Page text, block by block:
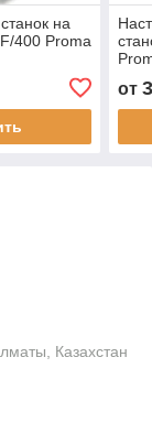
на
400 Proma
от
Казахстан